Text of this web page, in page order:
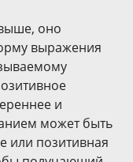
оно
выражения
и
может быть
или позитивная